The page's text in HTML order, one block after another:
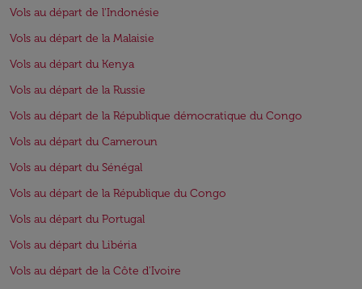
Vols au départ de l'Indonésie
Vols au départ de la Malaisie
Vols au départ du Kenya
Vols au départ de la Russie
Vols au départ de la République démocratique du Congo
Vols au départ du Cameroun
Vols au départ du Sénégal
Vols au départ de la République du Congo
Vols au départ du Portugal
Vols au départ du Libéria
Vols au départ de la Côte d'Ivoire